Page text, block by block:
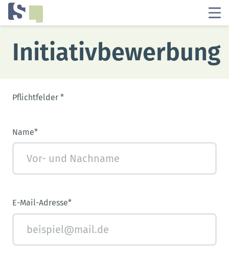
Initiativbewerbung
Pflichtfelder *
Name*
E-Mail-Adresse*